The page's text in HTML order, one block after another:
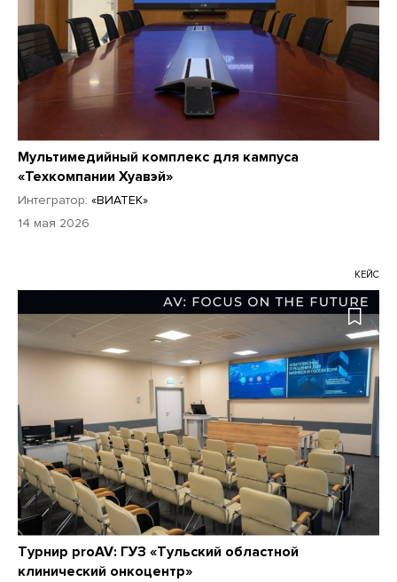
Мультимедийный комплекс для кампуса
«Техкомпании Хуавэй»
Интегратор: «ВИАТЕК»
14 мая 2026
КЕЙС
Турнир proAV: ГУЗ «Тульский областной
клинический онкоцентр»